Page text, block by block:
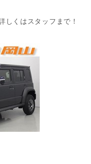
くはスタッフまで！